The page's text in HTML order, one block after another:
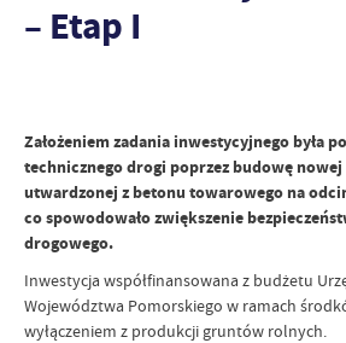
– Etap I
Założeniem zadania inwestycyjnego była
technicznego drogi poprzez budowę
utwardzonej z betonu towarowego na
co spowodowało zwiększenie
drogowego.
Inwestycja współfinansowana z budżetu
Województwa Pomorskiego w ramach
wyłączeniem z produkcji gruntów rolnych.